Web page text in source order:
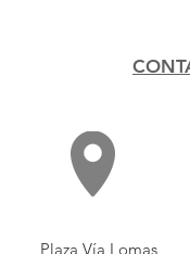
Plaza Vía Lomas